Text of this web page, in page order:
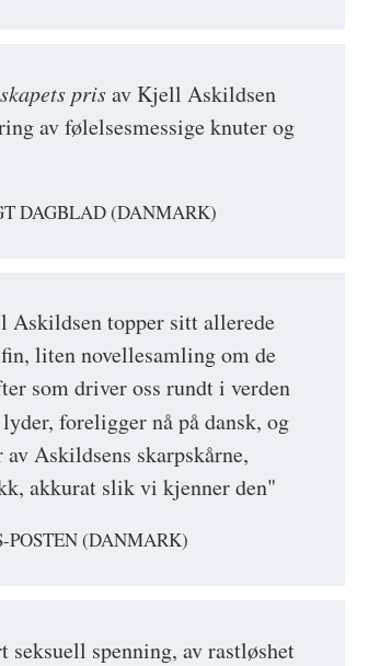
prisav Kjell Askildsen
av følelsesmessige knuter og
DAGBLAD (DANMARK)
Askildsen topper sitt allerede
liten novellesamling om de
som driver oss rundt i verden
foreligger nå på dansk, og
Askildsens skarpskårne,
akkurat slik vi kjenner den"
POSTEN (DANMARK)
seksuell spenning, av rastløshet